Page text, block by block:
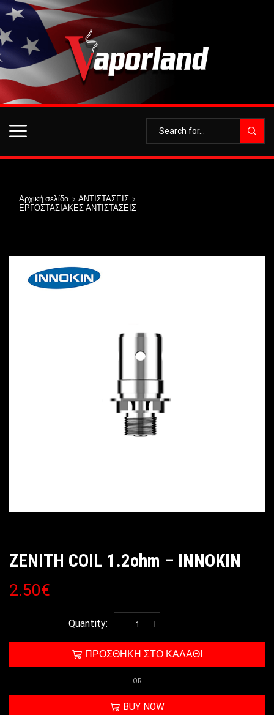
Αρχική σελίδα
ΑΝΤΙΣΤΑΣΕΙΣ
ΕΡΓΟΣΤΑΣΙΑΚΕΣ ΑΝΤΙΣΤΑΣΕΙΣ
ZENITH COIL 1.2ohm – INNOKIN
2.50€
ΠΡΟΣΘΉΚΗ ΣΤΟ ΚΑΛΆΘΙ
OR
BUY NOW